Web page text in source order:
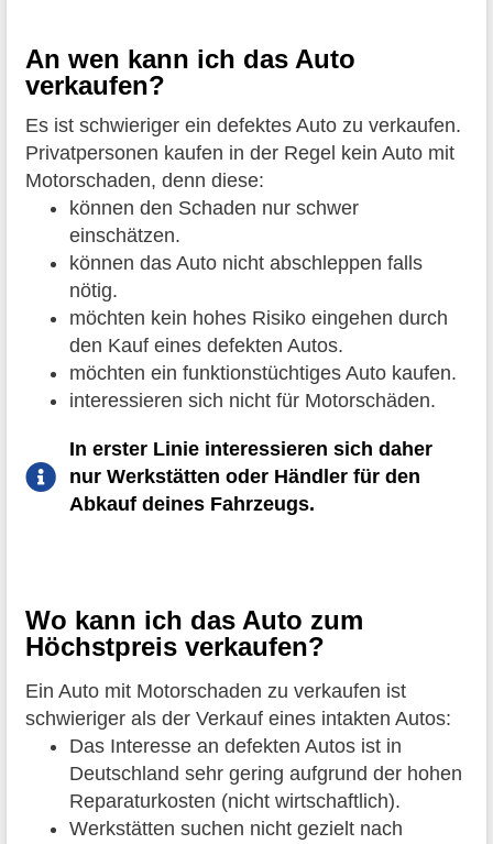
An wen kann ich das Auto
verkaufen?
Es ist schwieriger ein defektes Auto zu verkaufen.
Privatpersonen kaufen in der Regel kein Auto mit
Motorschaden, denn diese:
können den Schaden nur schwer
einschätzen.
können das Auto nicht abschleppen falls
nötig.
möchten kein hohes Risiko eingehen durch
den Kauf eines defekten Autos.
möchten ein funktionstüchtiges Auto kaufen.
interessieren sich nicht für Motorschäden.
In erster Linie interessieren sich daher
nur Werkstätten oder Händler für den
Abkauf deines Fahrzeugs.
Wo kann ich das Auto zum
Höchstpreis verkaufen?
Ein Auto mit Motorschaden zu verkaufen ist
schwieriger als der Verkauf eines intakten Autos:
Das Interesse an defekten Autos ist in
Deutschland sehr gering aufgrund der hohen
Reparaturkosten (nicht wirtschaftlich).
Werkstätten suchen nicht gezielt nach